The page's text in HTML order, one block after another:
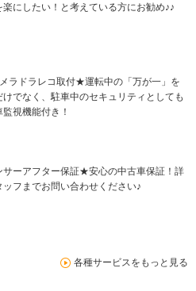
楽にしたい！と考えている方にお勧め♪♪
ラドラレコ取付★運転中の「万が一」を
けでなく、駐車中のセキュリティとしても
視機能付き！
ーアフター保証★安心の中古車保証！詳
ッフまでお問い合わせください♪
各種サービスをもっと見る